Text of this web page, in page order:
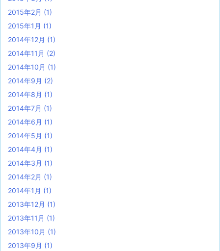
2015年2月 (1)
2015年1月 (1)
2014年12月 (1)
2014年11月 (2)
2014年10月 (1)
2014年9月 (2)
2014年8月 (1)
2014年7月 (1)
2014年6月 (1)
2014年5月 (1)
2014年4月 (1)
2014年3月 (1)
2014年2月 (1)
2014年1月 (1)
2013年12月 (1)
2013年11月 (1)
2013年10月 (1)
2013年9月 (1)